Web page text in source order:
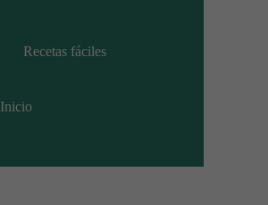
Recetas fáciles
Inicio